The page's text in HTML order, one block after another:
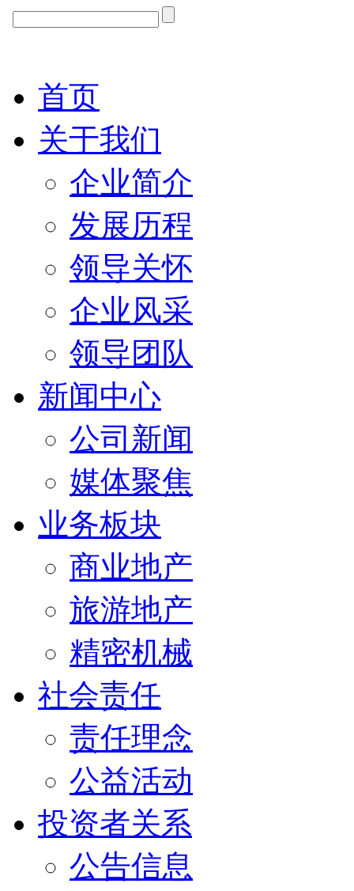
首页
关于我们
企业简介
发展历程
领导关怀
企业风采
领导团队
新闻中心
公司新闻
媒体聚焦
业务板块
商业地产
旅游地产
精密机械
社会责任
责任理念
公益活动
投资者关系
公告信息